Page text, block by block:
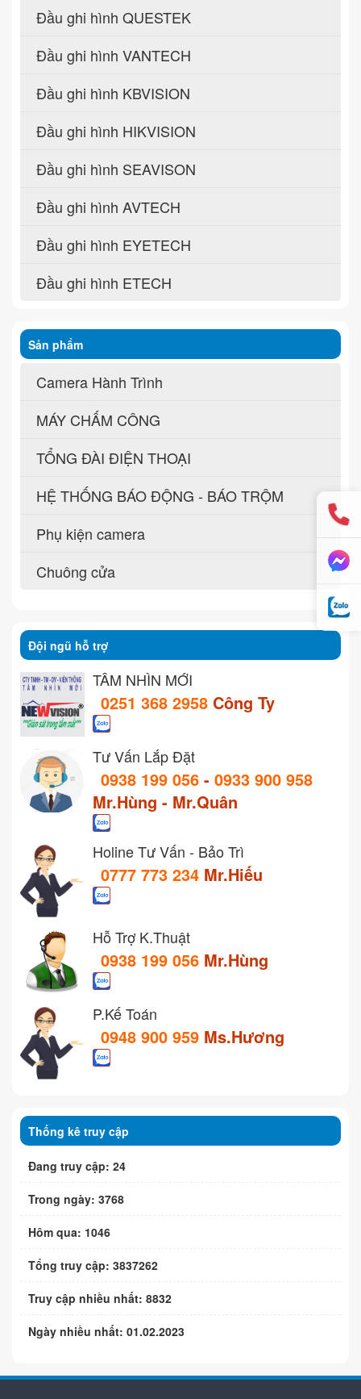
Đầu ghi hình QUESTEK
Đầu ghi hình VANTECH
Đầu ghi hình KBVISION
Đầu ghi hình HIKVISION
Đầu ghi hình SEAVISON
Đầu ghi hình AVTECH
Đầu ghi hình EYETECH
Đầu ghi hình ETECH
Sản phẩm
Camera Hành Trình
MÁY CHẤM CÔNG
TỔNG ĐÀI ĐIỆN THOẠI
HỆ THỐNG BÁO ĐỘNG - BÁO TRỘM
Phụ kiện camera
Chuông cửa
Đội ngũ hỗ trợ
TẦM NHÌN MỚI
0251 368 2958 Công Ty
Tư Vấn Lắp Đặt
0938 199 056 - 0933 900 958
Mr.Hùng - Mr.Quân
Holine Tư Vấn - Bảo Trì
0777 773 234 Mr.Hiếu
Hỗ Trợ K.Thuật
0938 199 056 Mr.Hùng
P.Kế Toán
0948 900 959 Ms.Hương
Thống kê truy cập
Đang truy cập: 24
Trong ngày: 3768
Hôm qua: 1046
Tổng truy cập: 3837262
Truy cập nhiều nhất: 8832
Ngày nhiều nhất: 01.02.2023